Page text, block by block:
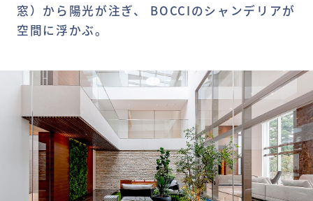
窓）から陽光が注ぎ、 BOCCIのシャンデリアが
空間に浮かぶ。